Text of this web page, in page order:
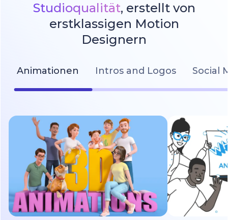
Studioqualität, erstellt von
erstklassigen Motion
Designern
Animationen Intros and Logos Social